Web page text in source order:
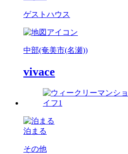
ゲストハウス
中部(奄美市(名瀬))
vivace
泊まる
その他